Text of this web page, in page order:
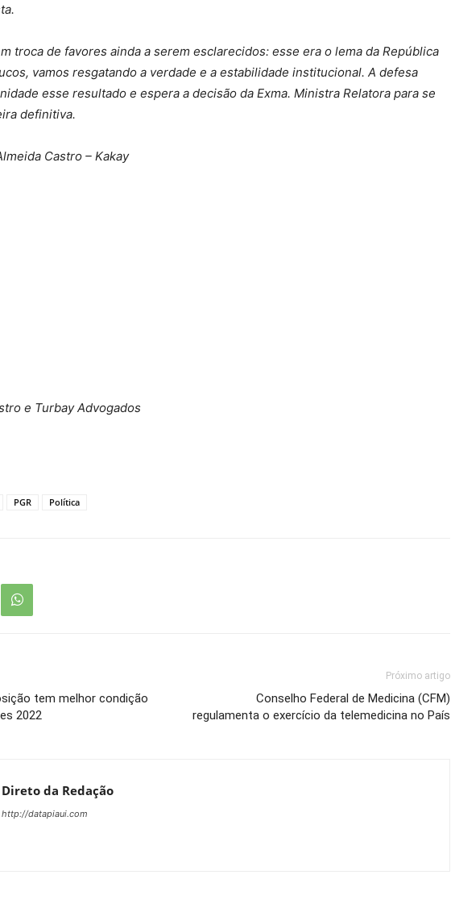
troca de favores ainda a serem esclarecidos: esse era o lema da República
vamos resgatando a verdade e a estabilidade institucional. A defesa
esse resultado e espera a decisão da Exma. Ministra Relatora para se
definitiva.
Castro – Kakay
e Turbay Advogados
PGR Política
tem melhor condição
2022
Próximo artigo
Conselho Federal de Medicina (CFM)
regulamenta o exercício da telemedicina no País
Direto da Redação
http://datapiaui.com